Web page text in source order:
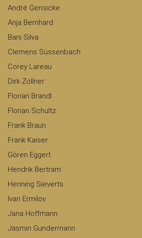
André Gensicke
Anja Bernhard
Bani Silva
Clemens Süssenbach
Corey Lareau
Dirk Zöllner
Florian Brandl
Florian Schultz
Frank Braun
Frank Kaiser
Gören Eggert
Hendrik Bertram
Henning Sieverts
Ivan Ermilov
Jana Hoffmann
Jasmin Gundermann